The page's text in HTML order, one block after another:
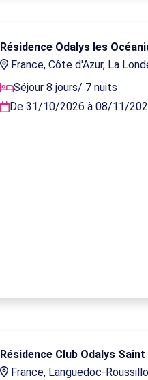
Résidence Odalys les
France, Côte d'Azur, La
Séjour 8 jours/ 7 nuits
De 31/10/2026 à 08/11/
Résidence Club Odalys
France, Languedoc-